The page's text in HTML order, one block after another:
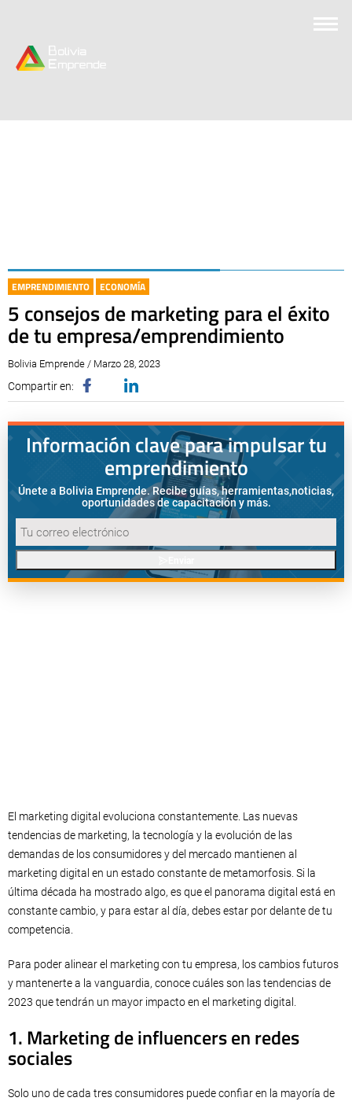
EMPRENDIMIENTO ECONOMÍA
5 consejos de marketing para el éxito
de tu empresa/emprendimiento
Bolivia Emprende / Marzo 28, 2023
Compartir en:
Información clave para impulsar tu
emprendimiento
Únete a Bolivia Emprende. Recibe guías, herramientas,noticias,
oportunidades de capacitación y más.
El marketing digital evoluciona constantemente. Las nuevas
tendencias de marketing, la tecnología y la evolución de las
demandas de los consumidores y del mercado mantienen al
marketing digital en un estado constante de metamorfosis. Si la
última década ha mostrado algo, es que el panorama digital está en
constante cambio, y para estar al día, debes estar por delante de tu
competencia.
Para poder alinear el marketing con tu empresa, los cambios futuros
y mantenerte a la vanguardia, conoce cuáles son las tendencias de
2023 que tendrán un mayor impacto en el marketing digital.
1. Marketing de influencers en redes
sociales
Solo uno de cada tres consumidores puede confiar en la mayoría de